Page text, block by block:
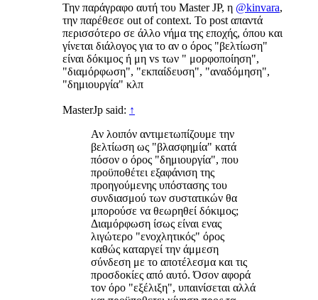
Την παράγραφο αυτή του Master JP, η @kinvara,
την παρέθεσε out of context. Το post απαντά
περισσότερο σε άλλο νήμα της εποχής, όπου και
γίνεται διάλογος για το αν ο όρος "βελτίωση"
είναι δόκιμος ή μη vs των " μορφοποίηση",
"διαμόρφωση", "εκπαίδευση", "αναδόμηση",
"δημιουργία" κλπ
MasterJp said: ↑
Αν λοιπόν αντιμετωπίζουμε την
βελτίωση ως "βλασφημία" κατά
πόσον ο όρος "δημιουργία", που
προϋποθέτει εξαφάνιση της
προηγούμενης υπόστασης του
συνδιασμού των συστατικών θα
μπορούσε να θεωρηθεί δόκιμος;
Διαμόρφωση ίσως είναι ενας
λιγώτερο "ενοχλητικός" όρος
καθώς καταργεί την άμμεση
σύνδεση με το αποτέλεσμα και τις
προσδοκίες από αυτό. Όσον αφορά
τον όρο "εξέλιξη", υπαινίσεται αλλά